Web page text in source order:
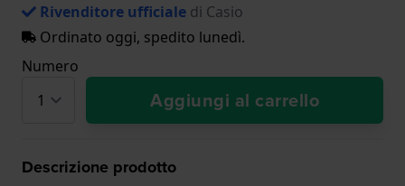
Rivenditore ufficiale di Casio
Ordinato oggi, spedito lunedì.
Numero
Aggiungi al carrello
Descrizione prodotto